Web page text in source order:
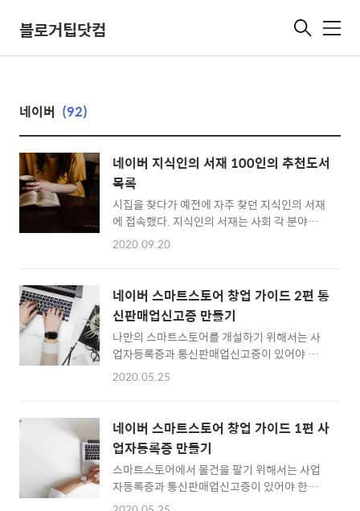
블로거팁닷컴 메
네이버 (92)
네이버 지식인의 서재 100인의 추천도서
목록
시집을 찾다가 예전에 자주 찾던 지식인의 서재
에 접속했다. 지식인의 서재는 사회 각 분야의
리더와 인터뷰하며 책에 관한 인터뷰를 소개하
평소 책을 가까이 하는 리더들로부터 가장 많은
추천을 받은 순서대로 기록됐다. 한국의 작가,
영화인, 예술인, 광고인까지 인터뷰이(인터뷰
받는 사람)의 직업도 다양하다. 지식인의 서재
덕분에 좋은 책과 말을 접할 수 있었다. 특히 철
학가 고병권의 인터뷰는 주변의 선후배들에게
어려운 책들이 많다. 아래 목록에서 누구나 가볍
게, 재밌게 읽을 수 있는 책은 다음과 같다. 6. 김
수영 전집(한국을 ..
2020.09.20
네이버 스마트스토어 창업 가이드 2편 통
신판매업신고증 만들기
나만의 스마트스토어를 개설하기 위해서는 사
업자등록증과 통신판매업신고증이 있어야 한
다. 사업자등록증 만드는 방법은 이 글을 참고하
구청 등 오프라인에서만 가능하다. 통신판매업
신고증 만드는 방법에 대해 자세히 알아보자.
●참고 통신판매업신고증을 발급받으려면 사
업자등록이 되어 있어야 하며 '구매안전서비스
이용확인증'이라는 문서를 첨부해야 한다. 구매
안전서비스이용확인증은 네이버 스마트스토어
2020.05.25
네이버 스마트스토어 창업 가이드 1편 사
업자등록증 만들기
스마트스토어에서 물건을 팔기 위해서는 사업
자등록증과 통신판매업신고증이 있어야 한다.
통신판매업신고증은 사업자등록증이 있어야 발